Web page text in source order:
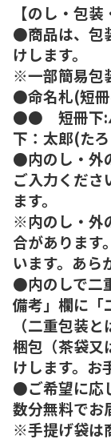
【のし・包
●商品は、包
けします。
※一部簡易包
●命名札(短冊
●● 短冊下
下：太郎(た
●内のし・外
ご入力くださ
ます。
※内のし・外
合があります
います。あら
●内のしで二
備考」欄に「
（二重包装
梱包（茶袋又
けします。お
●ご希望に応
数分無料でお
※手提げ袋は